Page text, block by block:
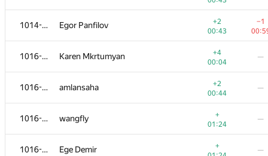
1014-1015 Egor Panfilov
+2
00:43
−1
1016-1019 Karen Mkrtumyan
+4
00:04
—
1016-1019 amlansaha
+2
00:44
—
1016-1019 wangfly
+
01:24
—
1016-1019 Ege Demir
+
—
1015 /2677 /
Guilherme Bernal
01:17
Мурад Мазитов
00:18